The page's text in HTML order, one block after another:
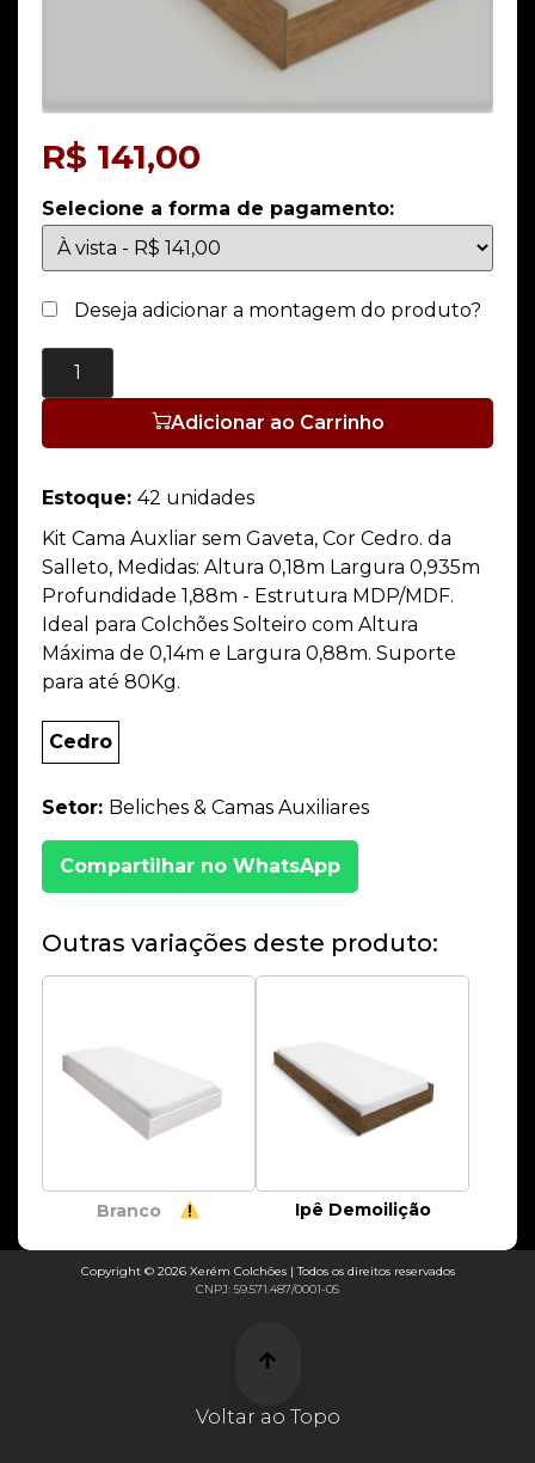
R$ 141,00
Selecione a forma de pagamento:
Deseja adicionar a montagem do produto?
Adicionar ao Carrinho
Estoque: 42 unidades
Kit Cama Auxliar sem Gaveta, Cor Cedro. da
Salleto, Medidas: Altura 0,18m Largura 0,935m
Profundidade 1,88m - Estrutura MDP/MDF.
Ideal para Colchões Solteiro com Altura
Máxima de 0,14m e Largura 0,88m. Suporte
para até 80Kg.
Cedro
Setor: Beliches & Camas Auxiliares
Compartilhar no WhatsApp
Outras variações deste produto:
Branco Ipê Demoilição
Voltar ao Topo
Copyright © 2026 Xerém Colchões | Todos os direitos reservados
CNPJ: 59.571.487/0001-05